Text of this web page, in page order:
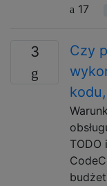
17
3
Czy